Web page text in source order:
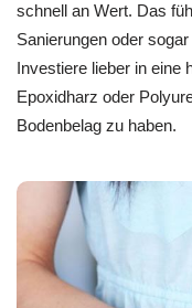
schnell an Wert. Das
Sanierungen oder
Investiere lieber in eine
Epoxidharz oder
Bodenbelag zu haben.